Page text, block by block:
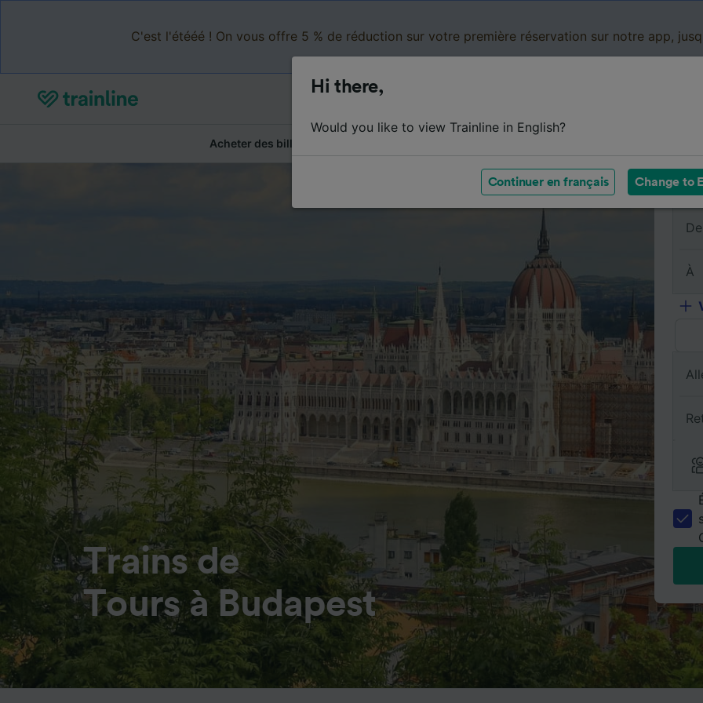
C'est l'étééé ! On vous offre 5 % de réduction sur votre première réservation sur notre app,
Acheter des billets
Trains de
Tours à Budapest
De
À
Hi there,
Would you like to view Trainline in English?
Continuer en français Change to